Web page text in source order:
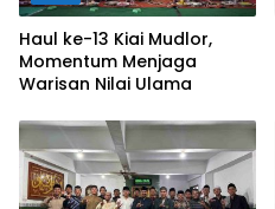
Haul ke-13 Kiai Mudlor,
Momentum Menjaga
Warisan Nilai Ulama